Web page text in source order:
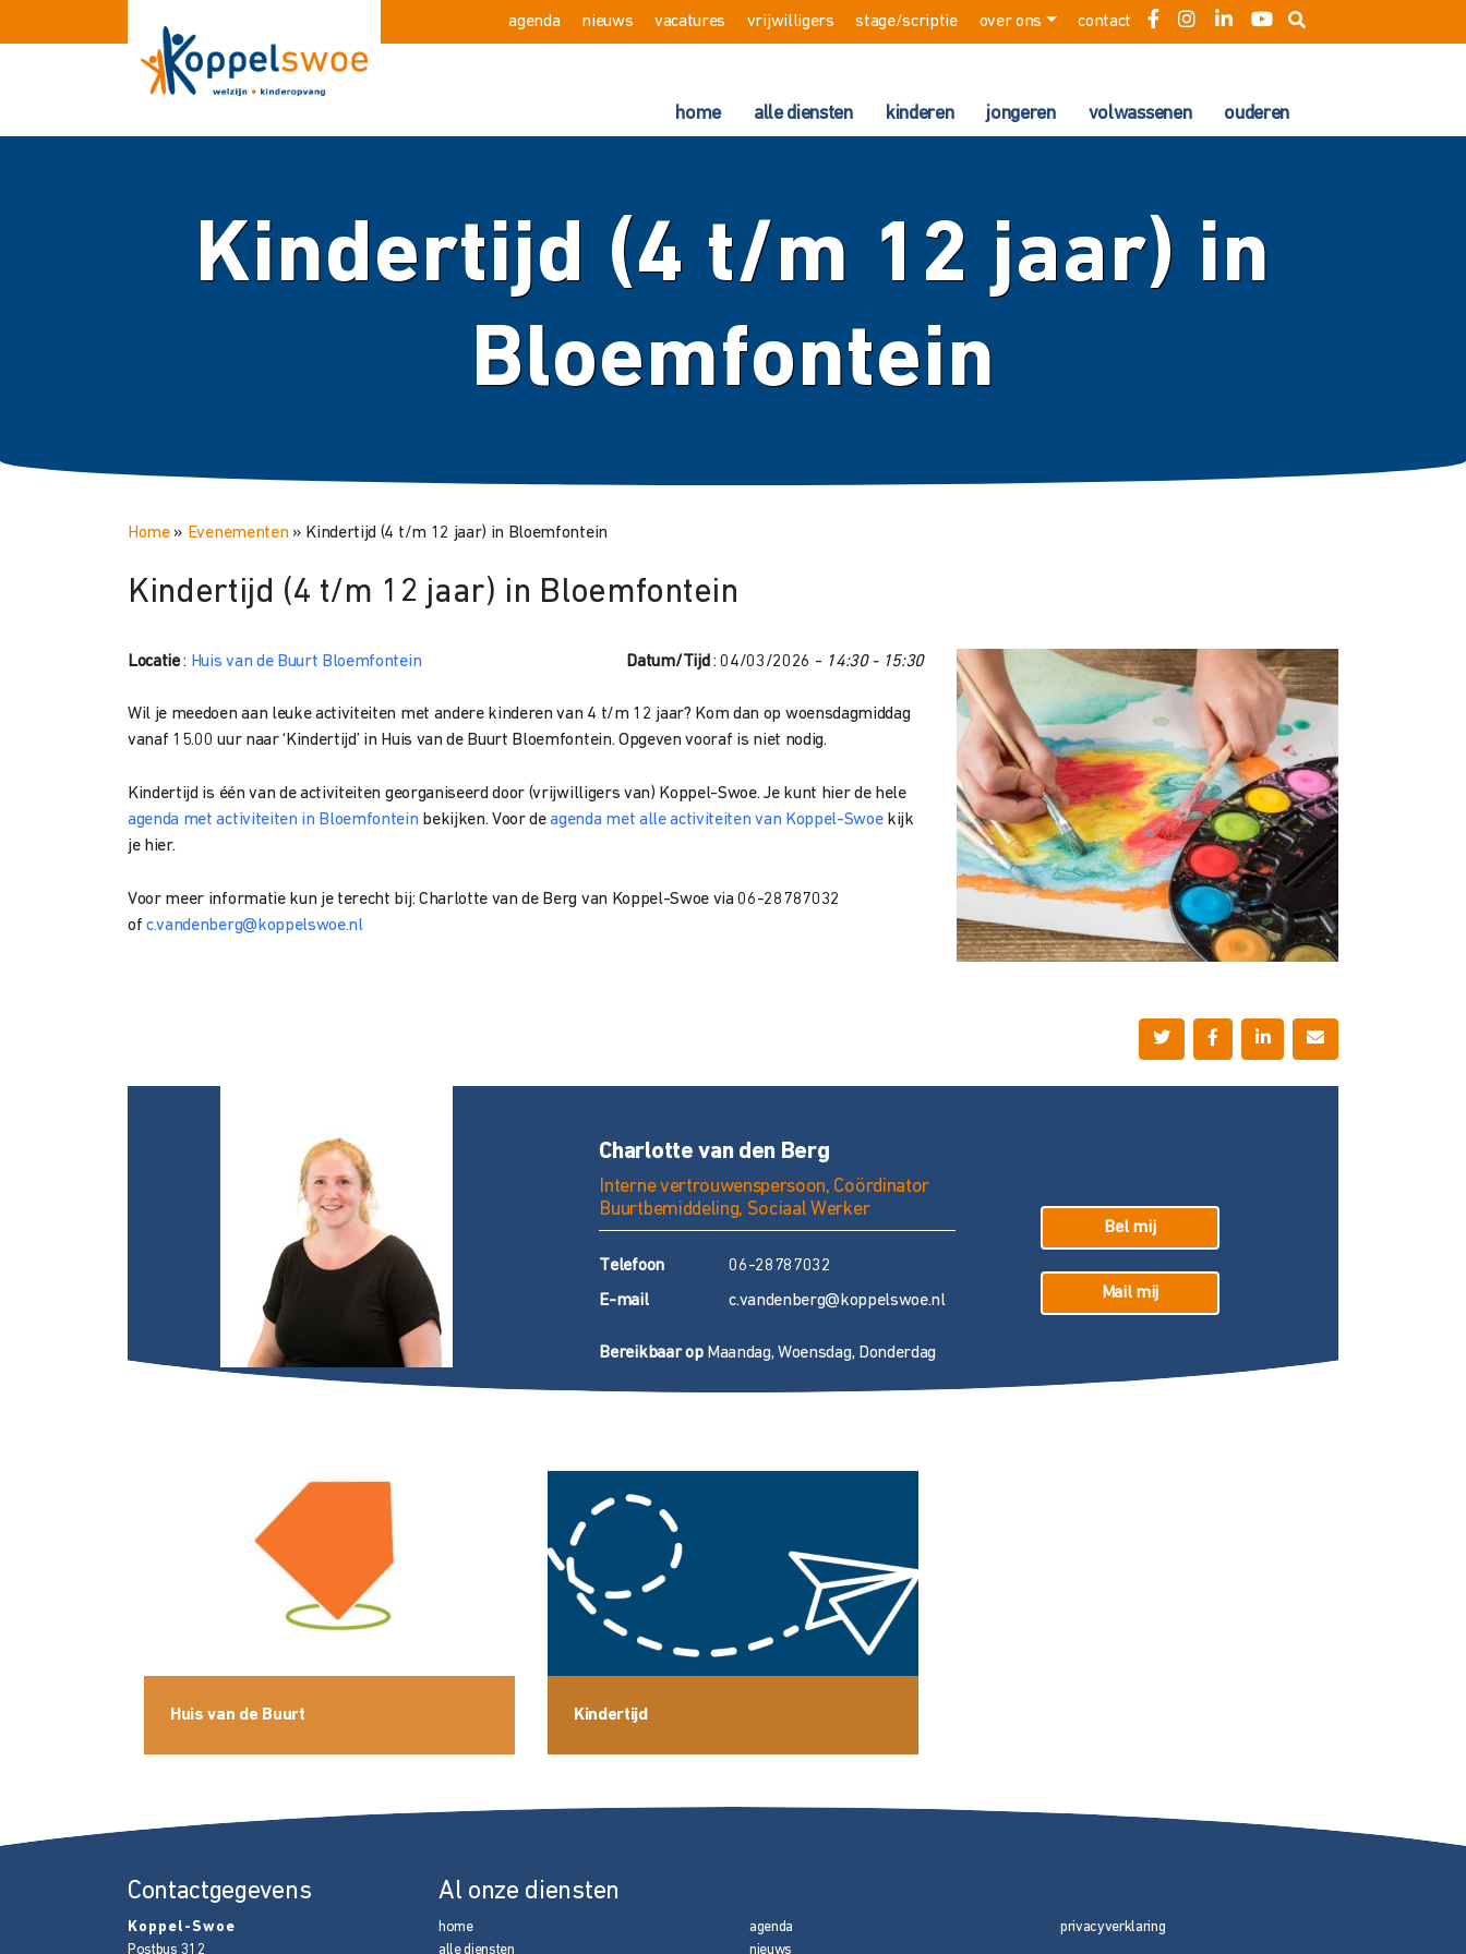
agenda nieuws vacatures vrijwilligers stage/scriptie over ons contact
home alle diensten kinderen jongeren volwassenen ouderen
Kindertijd (4 t/m 12 jaar) in
Bloemfontein
Home» Evenementen» Kindertijd (4 t/m 12 jaar) in Bloemfontein
Kindertijd (4 t/m 12 jaar) in Bloemfontein
Locatie: Huis van de Buurt Bloemfontein Datum/Tijd : 04/03/2026 - 14:30 - 15:30
Wil je meedoen aan leuke activiteiten met andere kinderen van 4 t/m 12 jaar? Kom dan op woensdagmiddag
vanaf 15.00 uur naar ‘Kindertijd’ in Huis van de Buurt Bloemfontein. Opgeven vooraf is niet nodig.
Kindertijd is één van de activiteiten georganiseerd door (vrijwilligers van) Koppel-Swoe. Je kunt hier de hele
agenda met activiteiten in Bloemfontein bekijken. Voor deagenda met alle activiteiten van Koppel-Swoekijk
je hier.
Voor meer informatie kun je terecht bij: Charlotte van de Berg van Koppel-Swoe via 06-28787032
ofc.vandenberg@koppelswoe.nl
Charlotte van den Berg
Interne vertrouwenspersoon, Coördinator
Buurtbemiddeling, Sociaal Werker
Telefoon
06-28787032
E-mail c.vandenberg@koppelswoe.nl
Bereikbaar opMaandag, Woensdag, Donderdag
Bel mij
Mail mij
Huis van de Buurt Kindertijd
Contactgegevens
Koppel-Swoe
Postbus 312
Al onze diensten
home
alle diensten
agenda
nieuws
privacyverklaring